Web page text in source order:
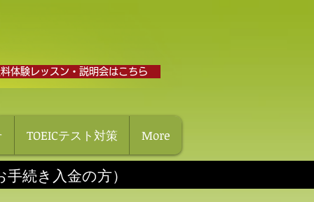
体験レッスン・説明会はこちら
TOEICテスト対策 More
続き入金の方）